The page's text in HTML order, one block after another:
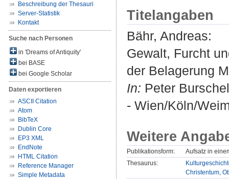
Beschreibung der Thesauri
Server-Statistik
Kontakt
Suche nach Personen
in 'Dreams of Antiquity'
bei BASE
bei Google Scholar
Daten exportieren
ASCII Citation
Atom
BibTeX
Dublin Core
EP3 XML
EndNote
HTML Citation
Reference Manager
Simple Metadata
Titelangaben
Bähr, Andreas:
Gewalt, Furcht
der Belagerung
In: Peter
- Wien/Köln/
Weitere
Publikationsform:
Aufsatz in
Thesaurus:
Christentum,